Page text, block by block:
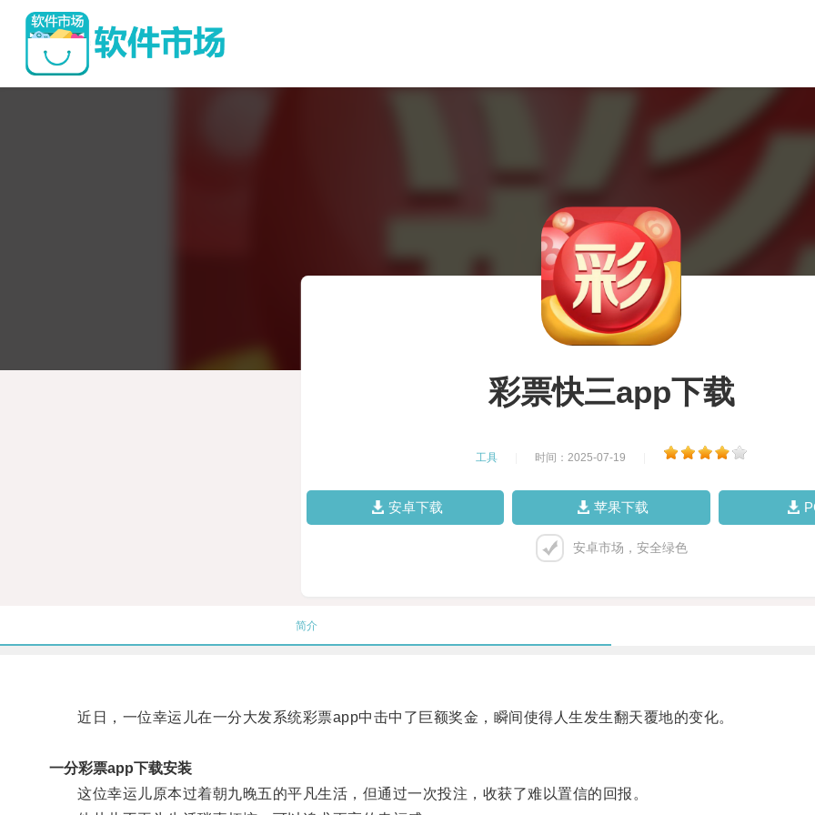
彩票快三app下载
工具 时间：2025-07-19
安卓下载 苹果下载
安卓市场，安全绿色
简介
近日，一位幸运儿在一分大发系统彩票app中击中了巨额奖金，瞬间使得人生发生翻天覆地的变化。
一分彩票app下载安装
这位幸运儿原本过着朝九晚五的平凡生活，但通过一次投注，收获了难以置信的回报。